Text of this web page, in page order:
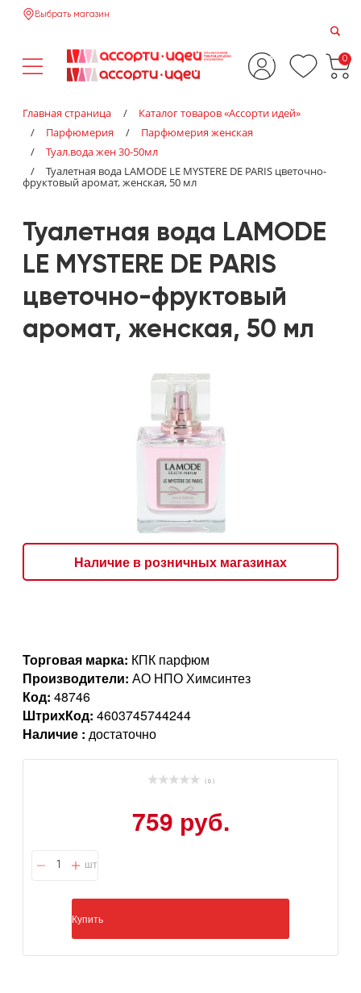
Выбрать магазин
0
Главная страница /
Каталог товаров «‎Ассорти идей»‎
/
Парфюмерия /
Парфюмерия женская
/
Туал.вода жен 30-50мл
/
Туалетная вода LAMODE LE MYSTERE DE PARIS цветочно-
фруктовый аромат, женская, 50 мл
Туалетная вода LAMODE
LE MYSTERE DE PARIS
цветочно-фруктовый
аромат, женская, 50 мл
Наличие в розничных магазинах
Торговая марка: КПК парфюм
Производители: АО НПО Химсинтез
Код: 48746
ШтрихКод: 4603745744244
Наличие : достаточно
( 0 )
759 руб.
шт
Купить